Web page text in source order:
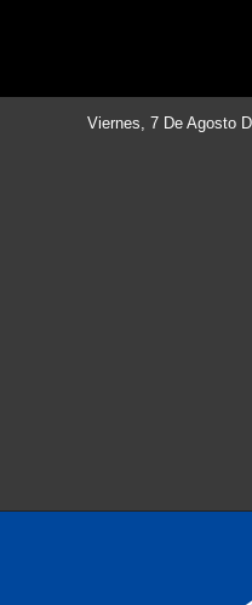
Viernes, 7 De Agosto